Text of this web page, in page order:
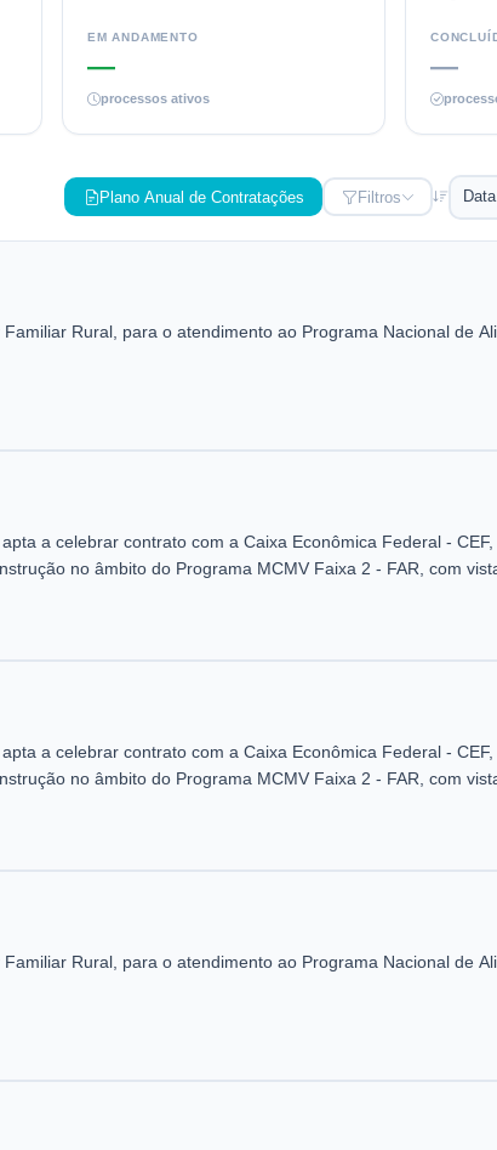
EM ANDAMENTO
—
processos ativos
—
Plano Anual de Contratações Filtros
Rural, para o atendimento ao Programa Nacional de
a celebrar contrato com a Caixa Econômica Federal -
no âmbito do Programa MCMV Faixa 2 - FAR, com
a celebrar contrato com a Caixa Econômica Federal -
no âmbito do Programa MCMV Faixa 2 - FAR, com
Rural, para o atendimento ao Programa Nacional de